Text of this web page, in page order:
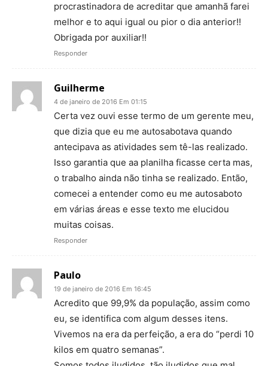
procrastinadora de acreditar que amanhã farei
melhor e to aqui igual ou pior o dia anterior!!
Obrigada por auxiliar!!
Responder
Guilherme
4 de janeiro de 2016 Em 01:15
Certa vez ouvi esse termo de um gerente meu,
que dizia que eu me autosabotava quando
antecipava as atividades sem tê-las realizado.
Isso garantia que aa planilha ficasse certa mas,
o trabalho ainda não tinha se realizado. Então,
comecei a entender como eu me autosaboto
em várias áreas e esse texto me elucidou
muitas coisas.
Responder
Paulo
19 de janeiro de 2016 Em 16:45
Acredito que 99,9% da população, assim como
eu, se identifica com algum desses itens.
Vivemos na era da perfeição, a era do “perdi 10
kilos em quatro semanas”.